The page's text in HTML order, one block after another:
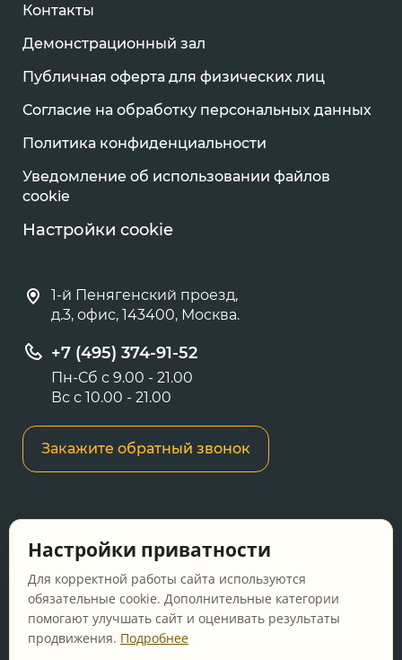
Контакты
Демонстрационный зал
Публичная оферта для физических лиц
Согласие на обработку персональных данных
Политика конфиденциальности
Уведомление об использовании файлов
cookie
Настройки cookie
1-й Пенягенский проезд,
д.3, офис, 143400, Москва.
+7 (495) 374-91-52
Пн-Сб с 9.00 - 21.00
Вс с 10.00 - 21.00
Закажите обратный звонок
сайте носит информационный характер и не
является публичной офертой, определяемой
положениями Статьи 437 ГК РФ.
Перед оформлением заказа уточняйте
актуальную цену у менеджера по телефону.
Настройки приватности
Для корректной работы сайта используются
обязательные cookie. Дополнительные категории
помогают улучшать сайт и оценивать результаты
продвижения. Подробнее